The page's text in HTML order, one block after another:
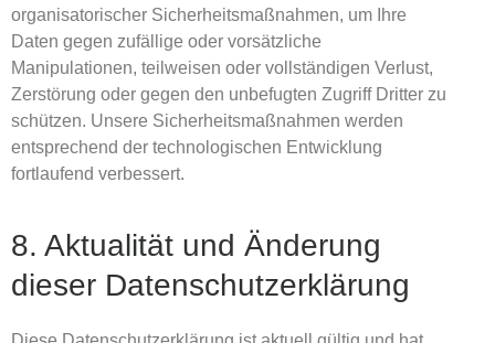
organisatorischer Sicherheitsmaßnahmen, um Ihre
Daten gegen zufällige oder vorsätzliche
Manipulationen, teilweisen oder vollständigen Verlust,
Zerstörung oder gegen den unbefugten Zugriff Dritter zu
schützen. Unsere Sicherheitsmaßnahmen werden
entsprechend der technologischen Entwicklung
fortlaufend verbessert.
8. Aktualität und Änderung
dieser Datenschutzerklärung